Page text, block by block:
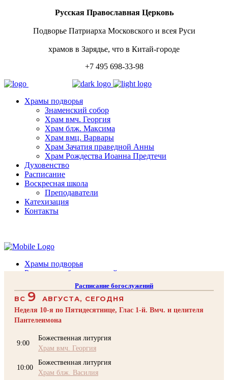
Русская Православная Церковь
Подворье Патриарха Московского и всея Руси
храмов в Зарядье, что в Китай-городе
+7 495 698-33-98
Храмы подворья
Знаменский собор
Храм вмч. Георгия
Храм блж. Максима
Храм вмц. Варвары
Храм Зачатия праведной Анны
Храм Рождества Иоанна Предтечи
Духовенство
Расписание
Воскресная школа
Преподаватели
Катехизация
Контакты
Храмы подворья
Расписание богослужений
Воскресная школа
Преподаватели Воскресной школы
Катехизация
КОНТАКТЫ
Расписание богослужений
ВС 9 АВГУСТА, СЕГОДНЯ
Неделя 10-я по Пятидесятнице, Глас 1-й. Вмч. и целителя
Пантелеимона
9:00
Божественная литургия
Храм вмч. Георгия
10:00
Божественная литургия
Храм блж. Василия